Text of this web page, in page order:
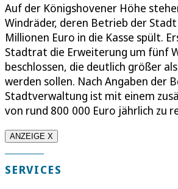
Auf der Königshovener Höhe
Windräder, deren Betrieb der
Millionen Euro in die Kasse spült.
Stadtrat die Erweiterung um fünf
beschlossen, die deutlich größer
werden sollen. Nach Angaben der
Stadtverwaltung ist mit einem
von rund 800 000 Euro jährlich zu
ANZEIGE X
SERVICES